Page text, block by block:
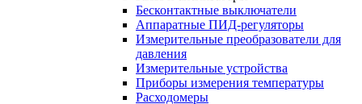
Бесконтактные выключатели
Аппаратные ПИД-регуляторы
Измерительные преобразователи для
давления
Измерительные устройства
Приборы измерения температуры
Расходомеры